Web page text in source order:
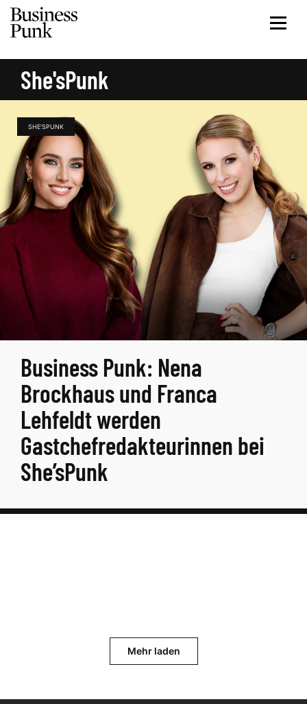
She'sPunk
SHE'SPUNK
Business Punk: Nena
Brockhaus und Franca
Lehfeldt werden
Gastchefredakteurinnen bei
She’sPunk
Mehr laden